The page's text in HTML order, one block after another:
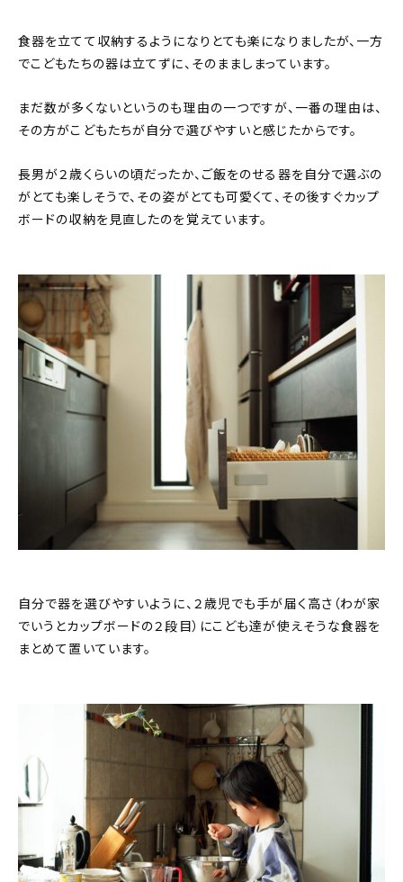
食器を立てて収納するようになりとても楽になりましたが、一方
でこどもたちの器は立てずに、そのまましまっています。
まだ数が多くないというのも理由の一つですが、一番の理由は、
その方がこどもたちが自分で選びやすいと感じたからです。
長男が２歳くらいの頃だったか、ご飯をのせる器を自分で選ぶの
がとても楽しそうで、その姿がとても可愛くて、その後すぐカップ
ボードの収納を見直したのを覚えています。
自分で器を選びやすいように、２歳児でも手が届く高さ（わが家
でいうとカップボードの２段目）にこども達が使えそうな食器を
まとめて置いています。